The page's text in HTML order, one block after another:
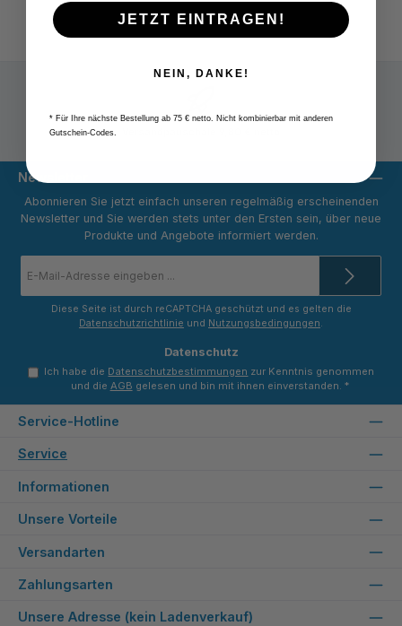
Newsletter
Abonnieren Sie jetzt einfach unseren regelmäßig erscheinenden
Newsletter und Sie werden stets unter den Ersten sein, über neue
Produkte und Angebote informiert werden.
Mail-
*
Diese Seite ist durch reCAPTCHA geschützt und es gelten die
Datenschutzrichtlinie und Nutzungsbedingungen.
Datenschutz
Ich habe die Datenschutzbestimmungen zur Kenntnis genommen
und die AGB gelesen und bin mit ihnen einverstanden. *
Service-Hotline
Service
Informationen
Unsere Vorteile
Versandarten
Zahlungsarten
Unsere Adresse (kein Ladenverkauf)
JETZT EINTRAGEN!
NEIN, DANKE!
* Für Ihre nächste Bestellung ab 75 € netto. Nicht kombinierbar mit anderen
Gutschein-Codes.